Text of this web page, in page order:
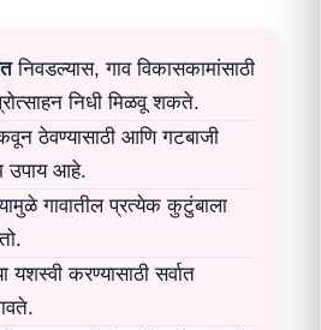
निवडल्यास, गाव विकासकामांसाठी
निधी मिळवू शकते.
ठेवण्यासाठी आणि गटबाजी
उपाय आहे.
गावातील प्रत्येक कुटुंबाला
यशस्वी करण्यासाठी सर्वात